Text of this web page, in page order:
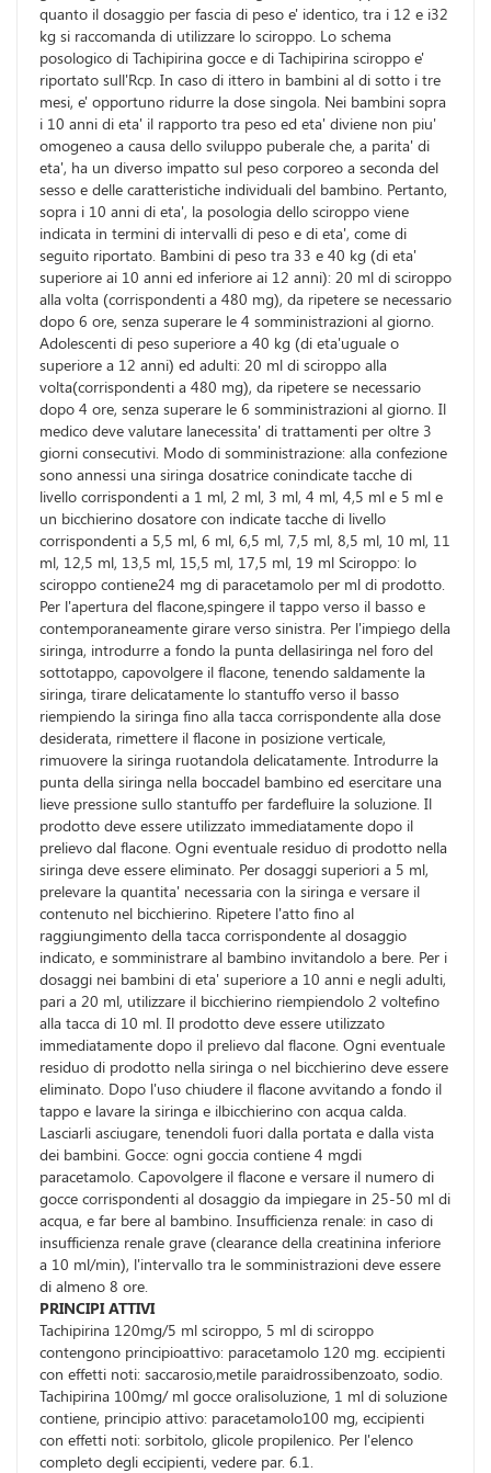
quanto il dosaggio per fascia di peso e' identico, tra i 12 e i32
kg si raccomanda di utilizzare lo sciroppo. Lo schema
posologico di Tachipirina gocce e di Tachipirina sciroppo e'
riportato sull'Rcp. In caso di ittero in bambini al di sotto i tre
mesi, e' opportuno ridurre la dose singola. Nei bambini sopra
i 10 anni di eta' il rapporto tra peso ed eta' diviene non piu'
omogeneo a causa dello sviluppo puberale che, a parita' di
eta', ha un diverso impatto sul peso corporeo a seconda del
sesso e delle caratteristiche individuali del bambino. Pertanto,
sopra i 10 anni di eta', la posologia dello sciroppo viene
indicata in termini di intervalli di peso e di eta', come di
seguito riportato. Bambini di peso tra 33 e 40 kg (di eta'
superiore ai 10 anni ed inferiore ai 12 anni): 20 ml di sciroppo
alla volta (corrispondenti a 480 mg), da ripetere se necessario
dopo 6 ore, senza superare le 4 somministrazioni al giorno.
Adolescenti di peso superiore a 40 kg (di eta'uguale o
superiore a 12 anni) ed adulti: 20 ml di sciroppo alla
volta(corrispondenti a 480 mg), da ripetere se necessario
dopo 4 ore, senza superare le 6 somministrazioni al giorno. Il
medico deve valutare lanecessita' di trattamenti per oltre 3
giorni consecutivi. Modo di somministrazione: alla confezione
sono annessi una siringa dosatrice conindicate tacche di
livello corrispondenti a 1 ml, 2 ml, 3 ml, 4 ml, 4,5 ml e 5 ml e
un bicchierino dosatore con indicate tacche di livello
corrispondenti a 5,5 ml, 6 ml, 6,5 ml, 7,5 ml, 8,5 ml, 10 ml, 11
ml, 12,5 ml, 13,5 ml, 15,5 ml, 17,5 ml, 19 ml Sciroppo: lo
sciroppo contiene24 mg di paracetamolo per ml di prodotto.
Per l'apertura del flacone,spingere il tappo verso il basso e
contemporaneamente girare verso sinistra. Per l'impiego della
siringa, introdurre a fondo la punta dellasiringa nel foro del
sottotappo, capovolgere il flacone, tenendo saldamente la
siringa, tirare delicatamente lo stantuffo verso il basso
riempiendo la siringa fino alla tacca corrispondente alla dose
desiderata, rimettere il flacone in posizione verticale,
rimuovere la siringa ruotandola delicatamente. Introdurre la
punta della siringa nella boccadel bambino ed esercitare una
lieve pressione sullo stantuffo per fardefluire la soluzione. Il
prodotto deve essere utilizzato immediatamente dopo il
prelievo dal flacone. Ogni eventuale residuo di prodotto nella
siringa deve essere eliminato. Per dosaggi superiori a 5 ml,
prelevare la quantita' necessaria con la siringa e versare il
contenuto nel bicchierino. Ripetere l'atto fino al
raggiungimento della tacca corrispondente al dosaggio
indicato, e somministrare al bambino invitandolo a bere. Per i
dosaggi nei bambini di eta' superiore a 10 anni e negli adulti,
pari a 20 ml, utilizzare il bicchierino riempiendolo 2 voltefino
alla tacca di 10 ml. Il prodotto deve essere utilizzato
immediatamente dopo il prelievo dal flacone. Ogni eventuale
residuo di prodotto nella siringa o nel bicchierino deve essere
eliminato. Dopo l'uso chiudere il flacone avvitando a fondo il
tappo e lavare la siringa e ilbicchierino con acqua calda.
Lasciarli asciugare, tenendoli fuori dalla portata e dalla vista
dei bambini. Gocce: ogni goccia contiene 4 mgdi
paracetamolo. Capovolgere il flacone e versare il numero di
gocce corrispondenti al dosaggio da impiegare in 25-50 ml di
acqua, e far bere al bambino. Insufficienza renale: in caso di
insufficienza renale grave (clearance della creatinina inferiore
a 10 ml/min), l'intervallo tra le somministrazioni deve essere
di almeno 8 ore.
PRINCIPI ATTIVI
Tachipirina 120mg/5 ml sciroppo, 5 ml di sciroppo
contengono principioattivo: paracetamolo 120 mg. eccipienti
con effetti noti: saccarosio,metile paraidrossibenzoato, sodio.
Tachipirina 100mg/ ml gocce oralisoluzione, 1 ml di soluzione
contiene, principio attivo: paracetamolo100 mg, eccipienti
con effetti noti: sorbitolo, glicole propilenico. Per l'elenco
completo degli eccipienti, vedere par. 6.1.